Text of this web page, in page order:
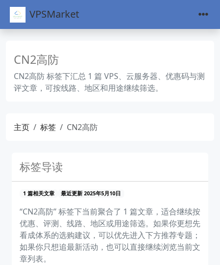
VPSMarket
CN2高防
CN2高防 标签下汇总 1 篇 VPS、云服务器、优惠码与测
评文章，可按线路、地区和用途继续筛选。
主页 标签 CN2高防
标签导读
1 篇相关文章 最近更新 2025年5月10日
“CN2高防” 标签下当前聚合了 1 篇文章，适合继续按
优惠、评测、线路、地区或用途筛选。如果你更想先
看成体系的选购建议，可以优先进入下方推荐专题；
如果你只想追最新活动，也可以直接继续浏览当前文
章列表。